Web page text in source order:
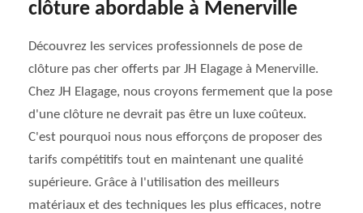
clôture abordable à Menerville
Découvrez les services professionnels de pose de
clôture pas cher offerts par JH Elagage à Menerville.
Chez JH Elagage, nous croyons fermement que la pose
d'une clôture ne devrait pas être un luxe coûteux.
C'est pourquoi nous nous efforçons de proposer des
tarifs compétitifs tout en maintenant une qualité
supérieure. Grâce à l'utilisation des meilleurs
matériaux et des techniques les plus efficaces, notre